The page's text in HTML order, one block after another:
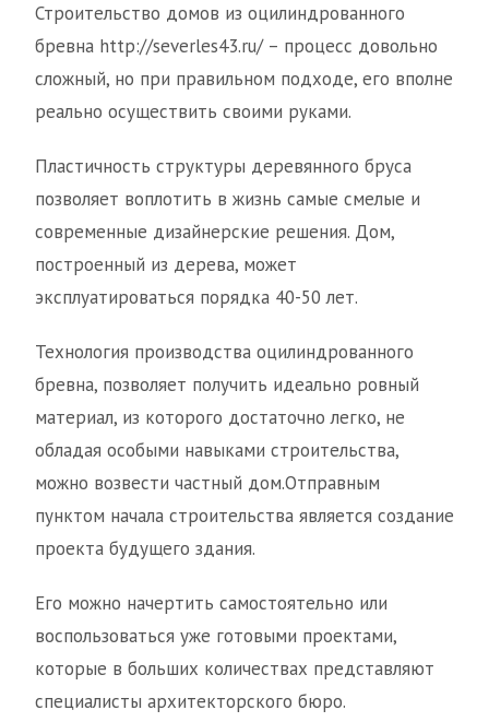
Строительство домов из оцилиндрованного
бревна http://severles43.ru/ – процесс довольно
сложный, но при правильном подходе, его вполне
реально осуществить своими руками.
Пластичность структуры деревянного бруса
позволяет воплотить в жизнь самые смелые и
современные дизайнерские решения. Дом,
построенный из дерева, может
эксплуатироваться порядка 40-50 лет.
Технология производства оцилиндрованного
бревна, позволяет получить идеально ровный
материал, из которого достаточно легко, не
обладая особыми навыками строительства,
можно возвести частный дом.Отправным
пунктом начала строительства является создание
проекта будущего здания.
Его можно начертить самостоятельно или
воспользоваться уже готовыми проектами,
которые в больших количествах представляют
специалисты архитекторского бюро.